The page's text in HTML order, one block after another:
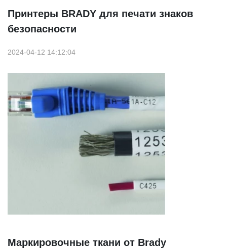
Принтеры BRADY для печати знаков
безопасности
2024-04-12 14:12:04
Маркировочные ткани от Brady